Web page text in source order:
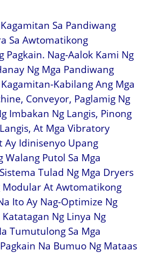
Sa Pandiwang
Sa Awtomatikong
Pagkain. Nag-Aalok Kami Ng
Ng Mga Pandiwang
Kabilang Ang Mga
Conveyor, Paglamig Ng
Imbakan Ng Langis, Pinong
At Mga Vibratory
Ay Idinisenyo Upang
Walang Putol Sa Mga
Tulad Ng Mga Dryers
Modular At Awtomatikong
Ito Ay Nag-Optimize Ng
Ng Linya Ng
Tumutulong Sa Mga
Na Bumuo Ng Mataas